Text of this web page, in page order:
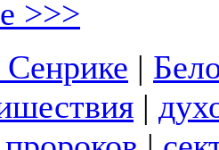
>>>
|
|